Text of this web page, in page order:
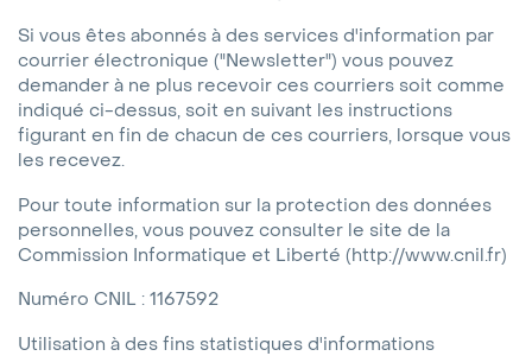
Si vous êtes abonnés à des services d'information par
courrier électronique ("Newsletter") vous pouvez
demander à ne plus recevoir ces courriers soit comme
indiqué ci-dessus, soit en suivant les instructions
figurant en fin de chacun de ces courriers, lorsque vous
les recevez.
Pour toute information sur la protection des données
personnelles, vous pouvez consulter le site de la
Commission Informatique et Liberté (http://www.cnil.fr)
Numéro CNIL : 1167592
Utilisation à des fins statistiques d'informations